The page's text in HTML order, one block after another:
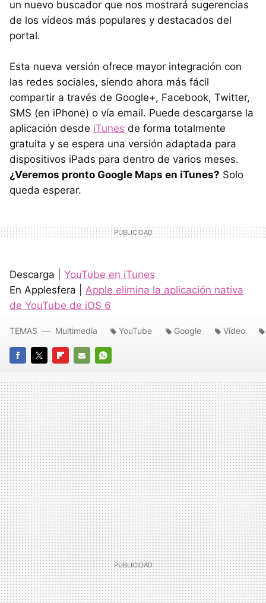
un nuevo buscador que nos mostrará sugerencias
de los vídeos más populares y destacados del
portal.
Esta nueva versión ofrece mayor integración con
las redes sociales, siendo ahora más fácil
compartir a través de Google+, Facebook, Twitter,
SMS (en iPhone) o vía email. Puede descargarse la
aplicación desde iTunes de forma totalmente
gratuita y se espera una versión adaptada para
dispositivos iPads para dentro de varios meses.
¿Veremos pronto Google Maps en iTunes? Solo
queda esperar.
Descarga | YouTube en iTunes
En Applesfera | Apple elimina la aplicación nativa
de YouTube de iOS 6
FACEBOOK
TWITTERFLIPBOARD
E-
MAIL
WHATSAPP
TEMAS Multimedia YouTube Google Vídeo